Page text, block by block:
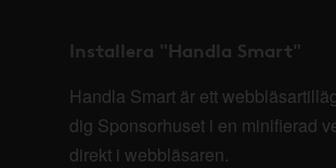
Installera "Handla Smart"
Handla Smart är ett
dig Sponsorhuset i en minifierad
direkt i webbläsaren.